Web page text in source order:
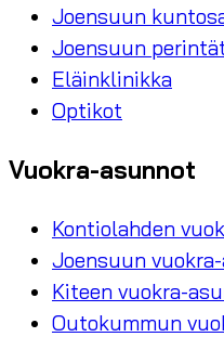
Joensuun
Joensuun
Eläinklinikka
Optikot
Vuokra-asunnot
Kontiolahden
Joensuun
Kiteen vuokra-
Outokummun